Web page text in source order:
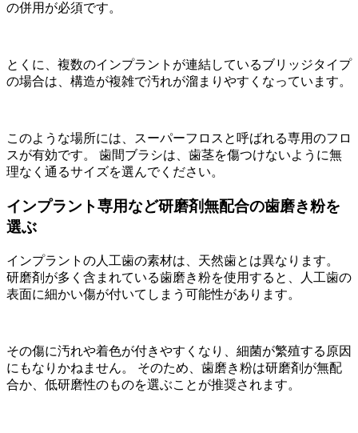
の併用が必須です。
とくに、複数のインプラントが連結しているブリッジタイプ
の場合は、構造が複雑で汚れが溜まりやすくなっています。
このような場所には、スーパーフロスと呼ばれる専用のフロ
スが有効です。 歯間ブラシは、歯茎を傷つけないように無
理なく通るサイズを選んでください。
インプラント専用など研磨剤無配合の歯磨き粉を
選ぶ
インプラントの人工歯の素材は、天然歯とは異なります。
研磨剤が多く含まれている歯磨き粉を使用すると、人工歯の
表面に細かい傷が付いてしまう可能性があります。
その傷に汚れや着色が付きやすくなり、細菌が繁殖する原因
にもなりかねません。 そのため、歯磨き粉は研磨剤が無配
合か、低研磨性のものを選ぶことが推奨されます。